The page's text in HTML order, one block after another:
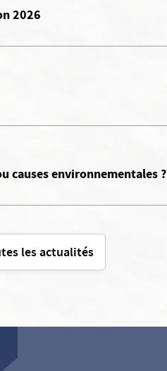
2026
causes environnementales ?
les actualités